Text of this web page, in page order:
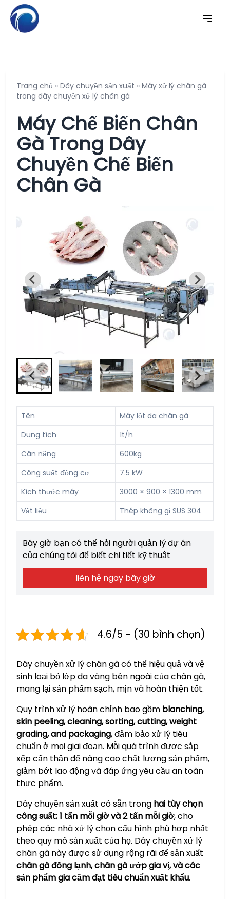
Trang chủ » Dây chuyền sản xuất » Máy xử lý chân gà
trong dây chuyền xử lý chân gà
Máy Chế Biến Chân
Gà Trong Dây
Chuyền Chế Biến
Chân Gà
Tên
Máy lột da chân gà
Dung tích
1t/h
Cân nặng
600kg
Công suất động cơ
7.5 kW
Kích thước máy
3000 × 900 × 1300 mm
Vật liệu
Thép không gỉ SUS 304
Bây giờ bạn có thể hỏi người quản lý dự án
của chúng tôi để biết chi tiết kỹ thuật
liên hệ ngay bây giờ
4.6/5 - (30 bình chọn)
Dây chuyền xử lý chân gà có thể hiệu quả và vệ
sinh loại bỏ lớp da vàng bên ngoài của chân gà,
mang lại sản phẩm sạch, mịn và hoàn thiện tốt.
Quy trình xử lý hoàn chỉnh bao gồm blanching,
skin peeling, cleaning, sorting, cutting, weight
grading, and packaging, đảm bảo xử lý tiêu
chuẩn ở mọi giai đoạn. Mỗi quá trình được sắp
xếp cẩn thận để nâng cao chất lượng sản phẩm,
giảm bớt lao động và đáp ứng yêu cầu an toàn
thực phẩm.
Dây chuyền sản xuất có sẵn trong hai tùy chọn
công suất: 1 tấn mỗi giờ và 2 tấn mỗi giờ, cho
phép các nhà xử lý chọn cấu hình phù hợp nhất
theo quy mô sản xuất của họ. Dây chuyền xử lý
chân gà này được sử dụng rộng rãi để sản xuất
chân gà đông lạnh, chân gà ướp gia vị, và các
sản phẩm gia cầm đạt tiêu chuẩn xuất khẩu.